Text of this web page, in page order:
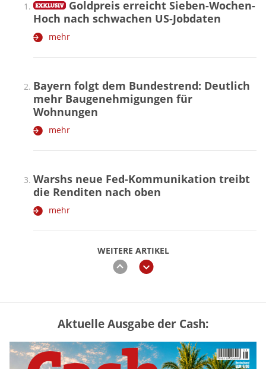
WEITERE ARTIKEL
zurückweiter
Goldpreis erreicht Sieben-Wochen-
Hoch nach schwachen US-Jobdaten
mehr
Bayern folgt dem Bundestrend: Deutlich
mehr Baugenehmigungen für
Wohnungen
mehr
Warshs neue Fed-Kommunikation treibt
die Renditen nach oben
mehr
Vermieter-Zutritt: Wann Mieter
die Wohnung öffnen müssen
mehr
Aktuelle Ausgabe der Cash: